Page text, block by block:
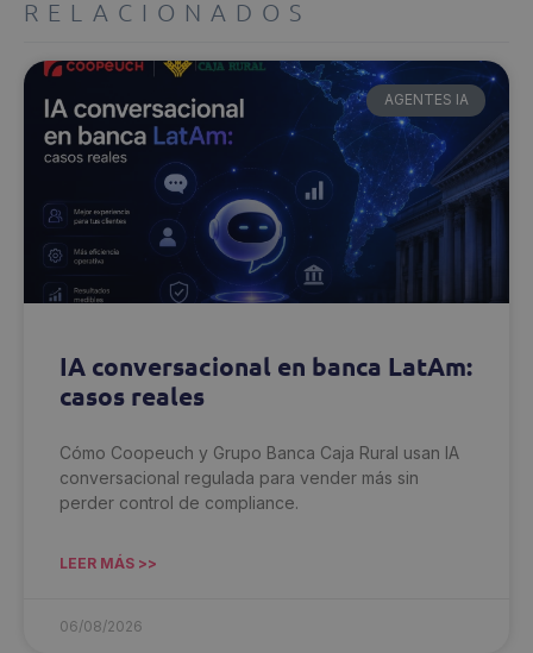
RELACIONADOS
AGENTES IA
IA conversacional en banca LatAm:
casos reales
Cómo Coopeuch y Grupo Banca Caja Rural usan IA
conversacional regulada para vender más sin
perder control de compliance.
LEER MÁS >>
06/08/2026